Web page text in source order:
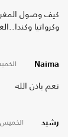
كيف وصول
وكرواتيا
Naima الخميس،
نعم باذن الله
رشيد الخميس، 08-12-